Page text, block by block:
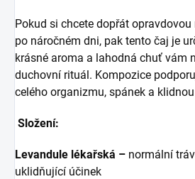
Pokud si chcete dopřát
po náročném dni, pak tento čaj je
krásné aroma a lahodná chuť vám
duchovní rituál. Kompozice
celého organizmu, spánek a
Složení:
Levandule lékařská – normální
uklidňující účinek